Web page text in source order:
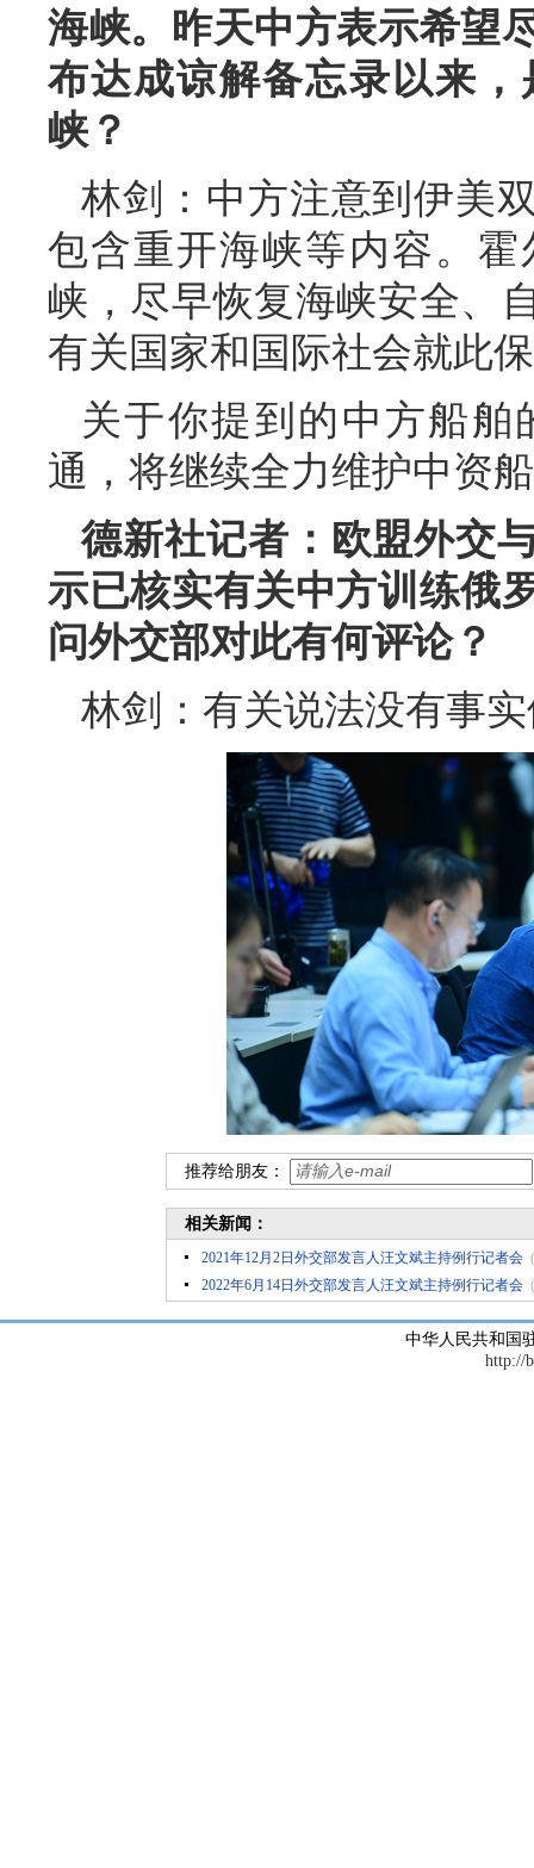
海峡。昨天中方表示希望
布达成谅解备忘录以来
峡？
林剑：中方注意到伊美
包含重开海峡等内容。
峡，尽早恢复海峡安全、
有关国家和国际社会就此
关于你提到的中方船舶
通，将继续全力维护中资
德新社记者：欧盟外交
示已核实有关中方训练俄
问外交部对此有何评论？
林剑：有关说法没有事
推荐给朋友：
相关新闻：
2021年12月2日外交部发言人汪文斌主持例行记者会
2022年6月14日外交部发言人汪文斌主持例行记者会
中华人民共和国
http://